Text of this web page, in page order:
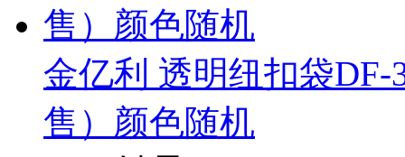
金亿利 透明纽扣袋DF-
售）颜色随机